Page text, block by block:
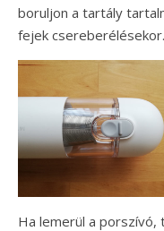
boruljon a tartály
fejek csereberélésekor.
Ha lemerül a